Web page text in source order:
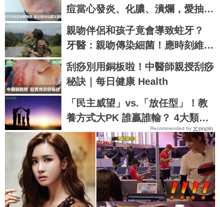
痘當心發炎、化膿、潰爛，愛抽菸
和肥胖者更要小心｜每日健康 Hea
lth
親吻伴侶和孩子竟會導致蛀牙？
牙醫：親吻傳染細菌！應時刻維護
口腔健康
刮痧別用銅板啦！中醫師親授刮痧
秘訣｜每日健康 Health
「民主威望」vs.「放任型」！教
養方式大PK 誰贏誰輸？ 4大類父
母養出不同性格的孩子Recommended by